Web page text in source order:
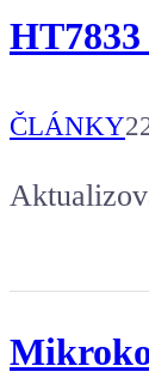
Kafe
Aby mohl
ČLÁNKY